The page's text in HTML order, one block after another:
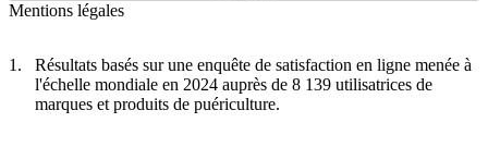
Mentions légales
Résultats basés sur une enquête de satisfaction en ligne menée à
l'échelle mondiale en 2024 auprès de 8 139 utilisatrices de
marques et produits de puériculture.